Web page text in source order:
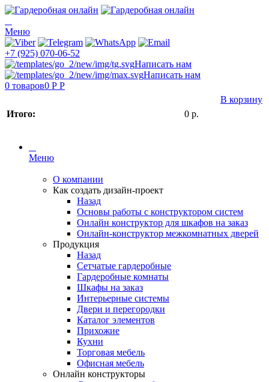
Меню
+7 (925) 070-06-52
Написать нам
Написать нам
0 товаров0 Р Р
В корзину
Итого:
0 р.
Меню
О компании
Как создать дизайн-проект
Назад
Основы работы с конструктором систем
Онлайн конструктор для шкафов на заказ
Онлайн-конструктор межкомнатных дверей
Продукция
Назад
Сетчатые гардеробные
Гардеробные комнаты
Шкафы на заказ
Интерьерные системы
Двери и перегородки
Каталог элементов
Прихожие
Кухни
Торговая мебель
Офисная мебель
Онлайн конструкторы